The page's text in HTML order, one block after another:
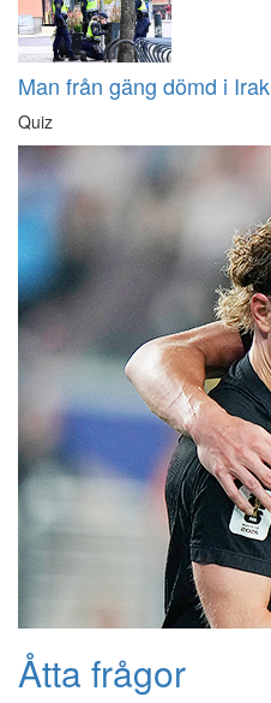
Man från gäng dömd i Irak
Quiz
Åtta frågor